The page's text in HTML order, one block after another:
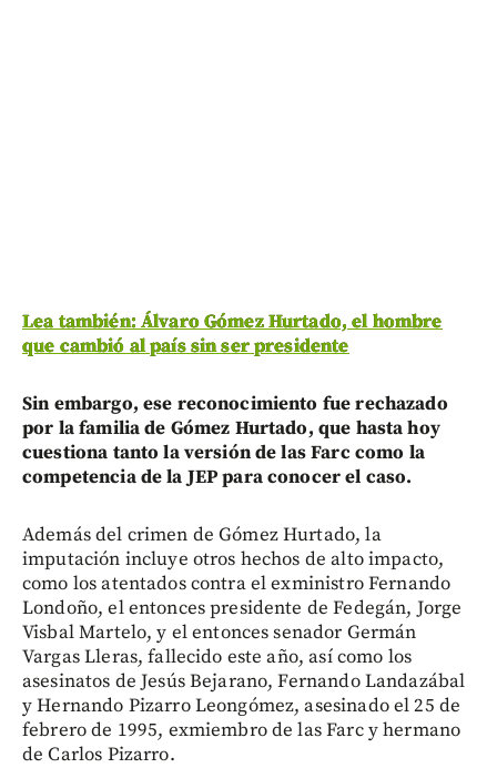
Lea también: Álvaro Gómez Hurtado, el hombre
que cambió al país sin ser presidente
Sin embargo, ese reconocimiento fue rechazado
por la familia de Gómez Hurtado, que hasta hoy
cuestiona tanto la versión de las Farc como la
competencia de la JEP para conocer el caso.
Además del crimen de Gómez Hurtado, la
imputación incluye otros hechos de alto impacto,
como los atentados contra el exministro Fernando
Londoño, el entonces presidente de Fedegán, Jorge
Visbal Martelo, y el entonces senador Germán
Vargas Lleras, fallecido este año, así como los
asesinatos de Jesús Bejarano, Fernando Landazábal
y Hernando Pizarro Leongómez, asesinado el 25 de
febrero de 1995, exmiembro de las Farc y hermano
de Carlos Pizarro.